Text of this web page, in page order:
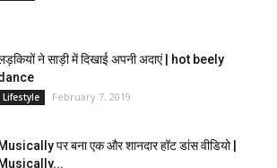
ने साड़ी में दिखाई अपनी अदाएं | hot beely
Lifestyle February 7, 2019
Musically पर बना एक और शानदार हॉट डांस वीडियो |
Musically...